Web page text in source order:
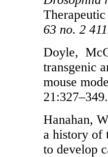
63 no. 2
Doyle,
transgenic
mouse
21:327–349.
Hanahan,
a history of
to develop